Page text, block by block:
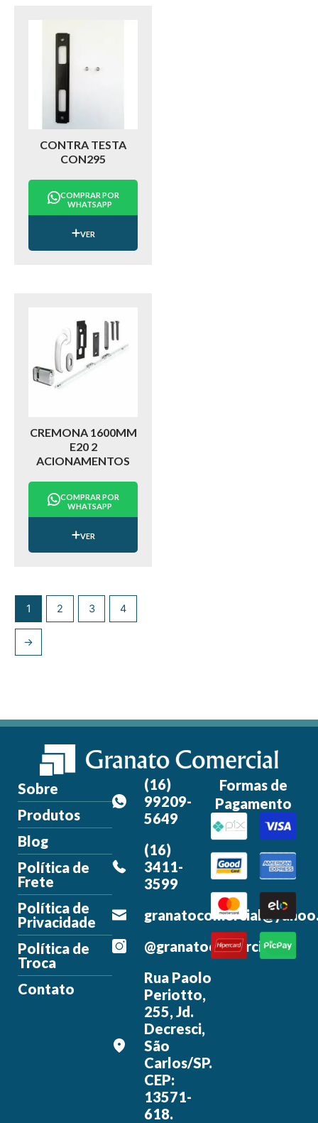
CONTRA TESTA
CON295
COMPRAR POR
WHATSAPP
VER
CREMONA 1600MM
E20 2
ACIONAMENTOS
COMPRAR POR
WHATSAPP
VER
1 2 3 4
→
Sobre
Produtos
Blog
Política de
Frete
Política de
Privacidade
Política de
Troca
Contato
(16)
99209-
5649
(16)
3411-
3599
@granatocomercial
Rua Paolo
Periotto,
255, Jd.
Decresci,
São
Carlos/SP.
CEP:
13571-
618.
Formas de
Pagamento